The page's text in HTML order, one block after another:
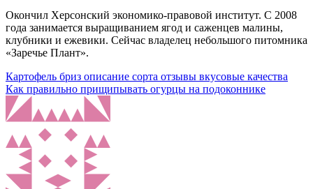
Окончил Херсонский экономико-правовой институт. С 2008
года занимается выращиванием ягод и саженцев малины,
клубники и ежевики. Сейчас владелец небольшого питомника
«Заречье Плант».
Навигация
по
записям
Картофель бриз описание сорта отзывы вкусовые качества
Как правильно прищипывать огурцы на подоконнике